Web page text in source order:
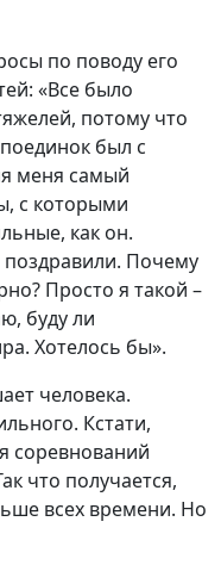
по поводу его
«Все было
потому что
был с
меня самый
с которыми
как он.
Почему
Просто я такой –
буду ли
Хотелось бы».
человека.
Кстати,
соревнований
что получается,
всех времени. Но